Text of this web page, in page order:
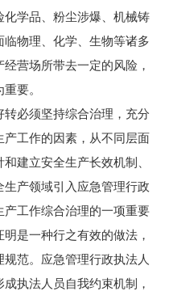
南通市应急管理局
学品、粉尘涉爆、机械铸
物理、化学、生物等诸多
营场所带去一定的风险，
要。
必须坚持综合治理，充分
工作的因素，从不同层面
建立安全生产长效机制、
产领域引入应急管理行政
工作综合治理的一项重要
是一种行之有效的做法，
范。应急管理行政执法人
执法人员自我约束机制，